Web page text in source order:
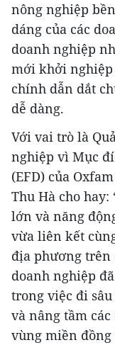
nông nghiệp
dáng của các
doanh nghiệp
mới khởi nghiệp
chính dẫn dắt
dễ dàng.
Với vai trò là
nghiệp vì Mục
(EFD) của
Thu Hà cho
lớn và năng
vừa liên kết
địa phương trên
doanh nghiệp
trong việc đi
và nâng tầm
vùng miền